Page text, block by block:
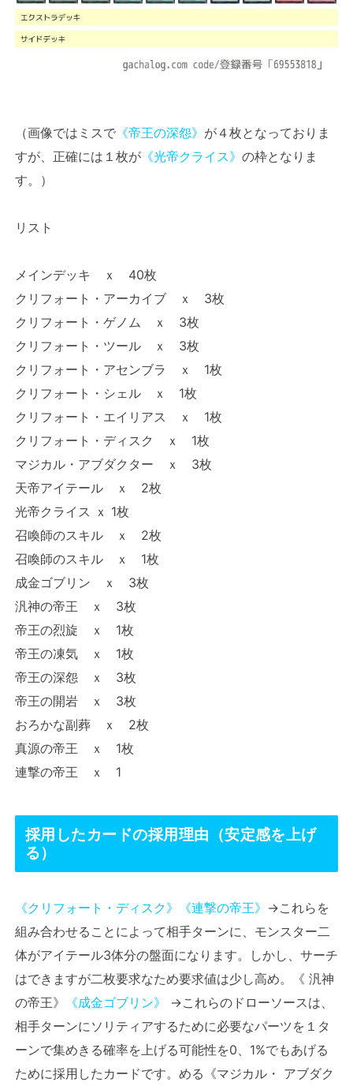
（画像ではミスで 《帝王の深怨》 が４枚となっておりま
すが、正確には１枚が 《光帝クライス》 の枠となりま
す。）
リスト
メインデッキ ｘ 40枚
クリフォート・アーカイブ ｘ 3枚
クリフォート・ゲノム ｘ 3枚
クリフォート・ツール ｘ 3枚
クリフォート・アセンブラ ｘ 1枚
クリフォート・シェル ｘ 1枚
クリフォート・エイリアス ｘ 1枚
クリフォート・ディスク ｘ 1枚
マジカル・アブダクター ｘ 3枚
天帝アイテール ｘ 2枚
光帝クライス ｘ 1枚
召喚師のスキル ｘ 2枚
召喚師のスキル ｘ 1枚
成金ゴブリン ｘ 3枚
汎神の帝王 ｘ 3枚
帝王の烈旋 ｘ 1枚
帝王の凍気 ｘ 1枚
帝王の深怨 ｘ 3枚
帝王の開岩 ｘ 3枚
おろかな副葬 ｘ 2枚
真源の帝王 ｘ 1枚
連撃の帝王 ｘ 1
採用したカードの採用理由（安定感を上げ
る）
《クリフォート・ディスク》 《連撃の帝王》 →これらを
組み合わせることによって相手ターンに、モンスター二
体がアイテール3体分の盤面になります。しかし、サーチ
はできますが二枚要求なため要求値は少し高め。《 汎神
の帝王》
《成金ゴブリン》
→これらのドローソースは、
相手ターンにソリティアするために必要なパーツを１タ
ーンで集めきる確率を上げる可能性を0、1%でもあげる
ために採用したカードです。める《マジカル・ アブダク